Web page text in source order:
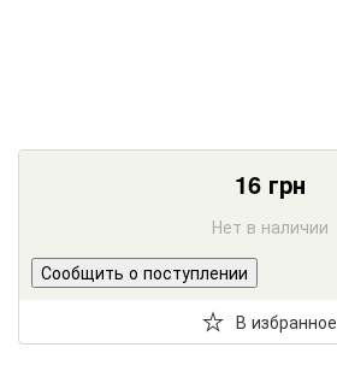
16грн
Нет в наличии
Сообщить о поступлении
В избранное